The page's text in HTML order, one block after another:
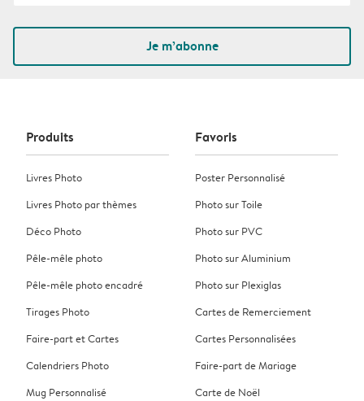
Je m’abonne
Produits
Livres Photo
Livres Photo par thèmes
Déco Photo
Pêle-mêle photo
Pêle-mêle photo encadré
Tirages Photo
Faire-part et Cartes
Calendriers Photo
Mug Personnalisé
Favoris
Poster Personnalisé
Photo sur Toile
Photo sur PVC
Photo sur Aluminium
Photo sur Plexiglas
Cartes de Remerciement
Cartes Personnalisées
Faire-part de Mariage
Carte de Noël